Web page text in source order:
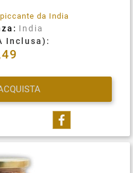
da India
India
Inclusa):
Condividi su